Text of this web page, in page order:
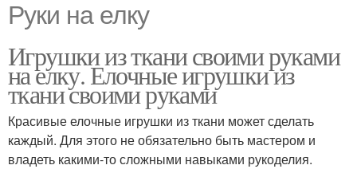
Руки на елку
Игрушки из ткани своими руками
на елку. Елочные игрушки из
ткани своими руками
Красивые елочные игрушки из ткани может сделать
каждый. Для этого не обязательно быть мастером и
владеть какими-то сложными навыками рукоделия.